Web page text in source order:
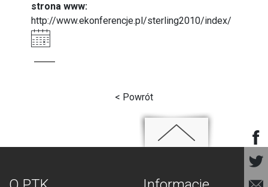
strona www:
http://www.ekonferencje.pl/sterling2010/index/
< Powrót